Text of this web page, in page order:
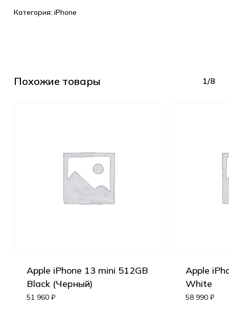
Категория: iPhone
Похожие товары 1/8
Apple iPhone 13 mini 512GB
Black (Черный)
51 960 ₽
Apple
White
58 990 ₽